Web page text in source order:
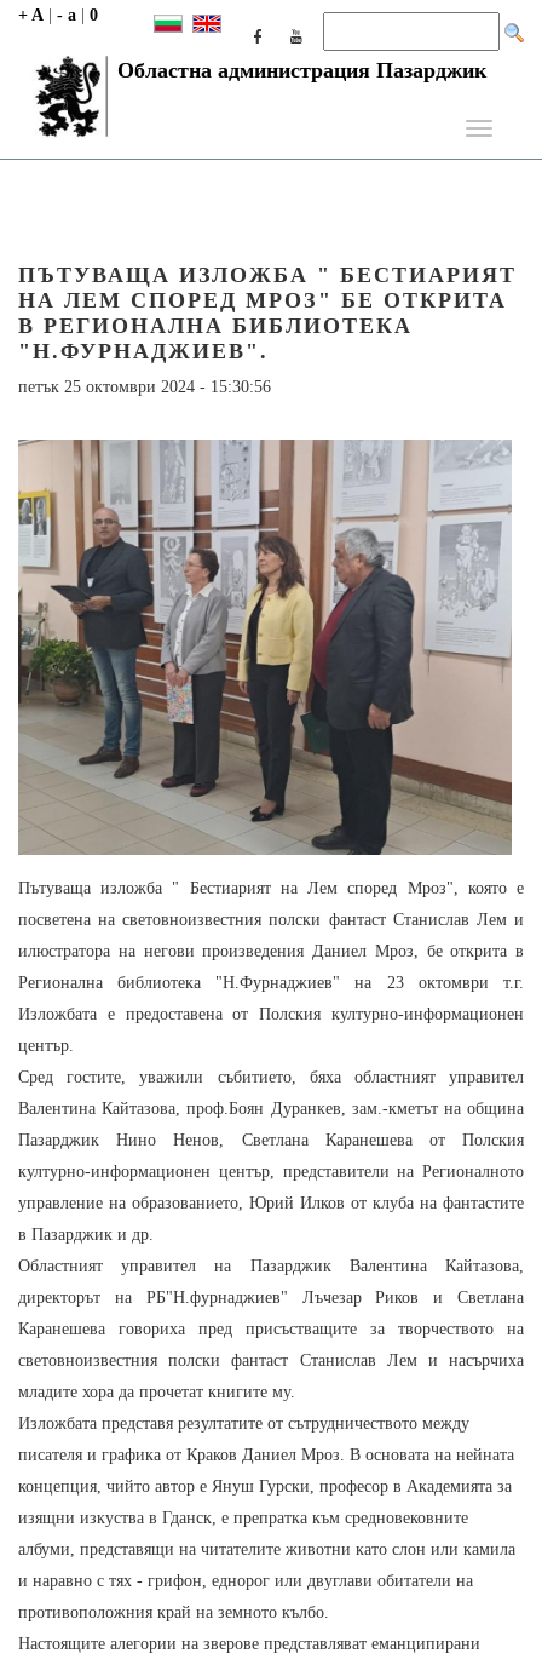
+ A - a 0
Областна администрация Пазарджик
Toggle
ПЪТУВАЩА ИЗЛОЖБА " БЕСТИАРИЯТ
НА ЛЕМ СПОРЕД МРОЗ" БЕ ОТКРИТА
В РЕГИОНАЛНА БИБЛИОТЕКА
"Н.ФУРНАДЖИЕВ".
петък 25 октомври 2024 - 15:30:56
Пътуваща изложба " Бестиарият на Лем според Мроз", която е
посветена на световноизвестния полски фантаст Станислав Лем и
илюстратора на негови произведения Даниел Мроз, бе открита в
Регионална библиотека "Н.Фурнаджиев" на 23 октомври т.г.
Изложбата е предоставена от Полския културно-информационен
център.
Сред гостите, уважили събитието, бяха областният управител
ВалентинаКайтазова, проф.Боян Дуранкев, зам.-кметът на община
Пазарджик Нино Ненов, Светлана Каранешева от Полския
културно-информационен център, представители на Регионалното
управление на образованието, Юрий Илков от клуба на фантастите
в Пазарджик и др.
Областният управител на Пазарджик Валентина Кайтазова,
директорът на РБ"Н.фурнаджиев" Лъчезар Риков и Светлана
Каранешева говориха пред присъстващите за творчеството на
световноизвестния полски фантаст Станислав Лем и насърчиха
младите хора да прочетат книгите му.
Изложбата представя резултатите от сътрудничеството между
писателя и графика от Краков Даниел Мроз. В основата на нейната
концепция, чийто автор е Януш Гурски, професор в Академията за
изящни изкуства в Гданск, е препратка към средновековните
албуми, представящи на читателите животни като слон или камила
и наравно с тях - грифон, еднорог или двуглави обитатели на
противоположния край на земното кълбо.
Настоящите алегории на зверове представляват еманципирани